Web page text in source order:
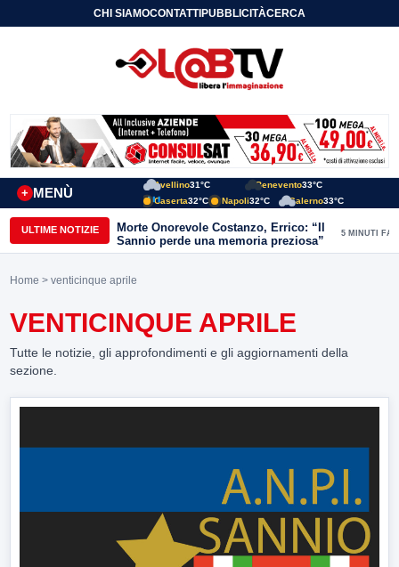
CHI SIAMOCONTATTIPUBBLICITÀCERCA
MENÙ
+
Avellino31°C Benevento33°C
Caserta32°C Napoli32°C Salerno33°C
ULTIME NOTIZIE
Morte Onorevole Costanzo, Errico: “Il
Sannio perde una memoria preziosa”
5 MINUTI FA
Home > venticinque aprile
VENTICINQUE APRILE
Tutte le notizie, gli approfondimenti e gli aggiornamenti della
sezione.